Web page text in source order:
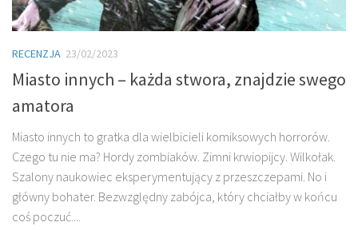
RECENZJA 23/02/2023
Miasto innych – każda stwora, znajdzie swego
amatora
Miasto innych to gratka dla wielbicieli komiksowych horrorów.
Czego tu nie ma? Hordy zombiaków. Zimni krwiopijcy. Wilkołak.
Szalony naukowiec eksperymentujący z przeszczepami. No i
główny bohater. Bezwzględny zabójca, który chciałby w końcu
coś poczuć....